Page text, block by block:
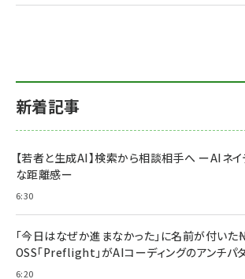
新着記事
【若者と生成AI】検索から相談相手へ ーAIネ
な距離感ー
6:30
「今日はなぜか進まなかった」に名前が付いた
OSS「Preflight」がAIコーディングのアンチパ
6:20